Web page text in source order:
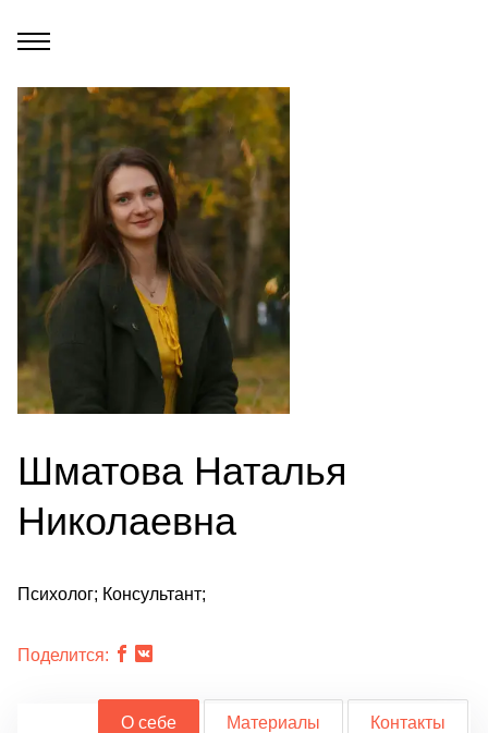
Шматова Наталья
Николаевна
Психолог; Консультант;
Поделится:
О себе Материалы Контакты